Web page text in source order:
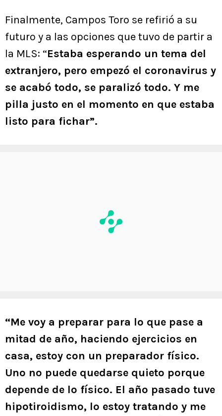
Finalmente, Campos Toro se refirió a su
futuro y a las opciones que tuvo de partir a
la MLS: “Estaba esperando un tema del
extranjero, pero empezó el coronavirus y
se acabó todo, se paralizó todo. Y me
pilla justo en el momento en que estaba
listo para fichar”.
“Me voy a preparar para lo que pase a
mitad de año, haciendo ejercicios en
casa, estoy con un preparador físico.
Uno no puede quedarse quieto porque
depende de lo físico. El año pasado tuve
hipotiroidismo, lo estoy tratando y me